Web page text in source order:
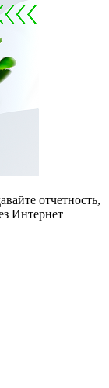
отчетность,
Интернет